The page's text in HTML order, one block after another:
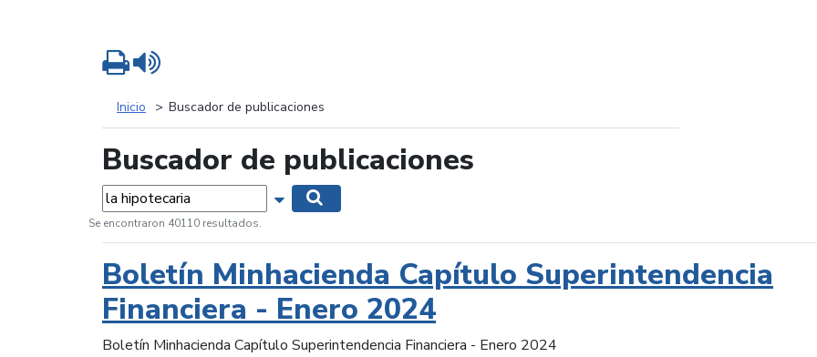
Inicio Buscador de publicaciones
Buscador de publicaciones
Palabras... Mostrar opciones de búsqueda
Se encontraron 40110 resultados.
Boletín Minhacienda Capítulo Superintendencia
Financiera - Enero 2024
Boletín Minhacienda Capítulo Superintendencia Financiera - Enero 2024
Imprimir